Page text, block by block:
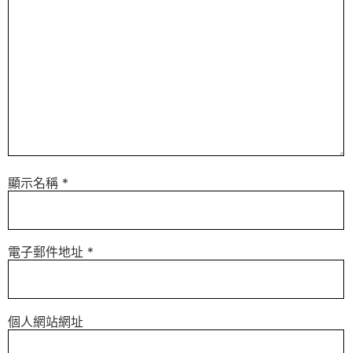
顯示名稱 *
電子郵件地址 *
個人網站網址